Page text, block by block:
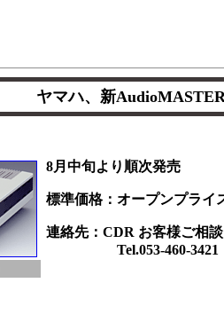
ヤマハ、新
8月中旬より順次発売
標準価格：オープンプライ
連絡先：CDR お客様ご相
Tel.053-460-3421